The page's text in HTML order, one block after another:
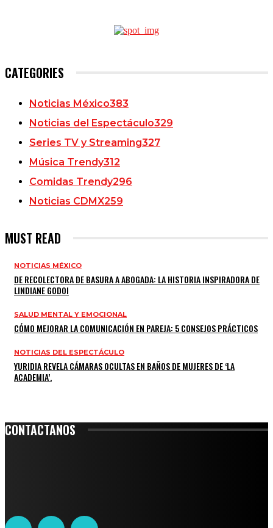
CATEGORIES
Noticias México383
Noticias del Espectáculo329
Series TV y Streaming327
Música Trendy312
Comidas Trendy296
Noticias CDMX259
MUST READ
NOTICIAS MÉXICO
DE RECOLECTORA DE BASURA A ABOGADA: LA HISTORIA INSPIRADORA DE
LINDIANE GODOI
SALUD MENTAL Y EMOCIONAL
CÓMO MEJORAR LA COMUNICACIÓN EN PAREJA: 5 CONSEJOS PRÁCTICOS
NOTICIAS DEL ESPECTÁCULO
YURIDIA REVELA CÁMARAS OCULTAS EN BAÑOS DE MUJERES DE ‘LA
ACADEMIA’.
CONTACTANOS